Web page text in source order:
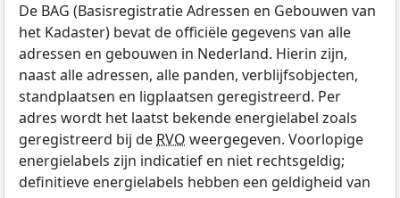
De BAG (Basisregistratie Adressen en Gebouwen van
het Kadaster) bevat de officiële gegevens van alle
adressen en gebouwen in Nederland. Hierin zijn,
naast alle adressen, alle panden, verblijfsobjecten,
standplaatsen en ligplaatsen geregistreerd. Per
adres wordt het laatst bekende energielabel zoals
geregistreerd bij de RVO weergegeven. Voorlopige
energielabels zijn indicatief en niet rechtsgeldig;
definitieve energielabels hebben een geldigheid van